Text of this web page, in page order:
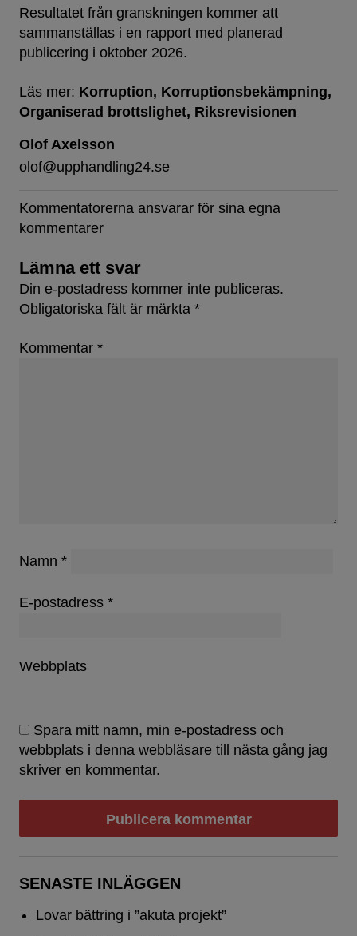
Resultatet från granskningen kommer att
sammanställas i en rapport med planerad
publicering i oktober 2026.
Läs mer: Korruption Korruptionsbekämpning
Organiserad brottslighet Riksrevisionen
Olof Axelsson
olof@upphandling24.se
Kommentatorerna ansvarar för sina egna
kommentarer
Lämna ett svar
Din e-postadress kommer inte publiceras.
Obligatoriska fält är märkta *
Kommentar *
Namn *
E-postadress *
Webbplats
Spara mitt namn, min e-postadress och
webbplats i denna webbläsare till nästa gång jag
skriver en kommentar.
SENASTE INLÄGGEN
Lovar bättring i ”akuta projekt”